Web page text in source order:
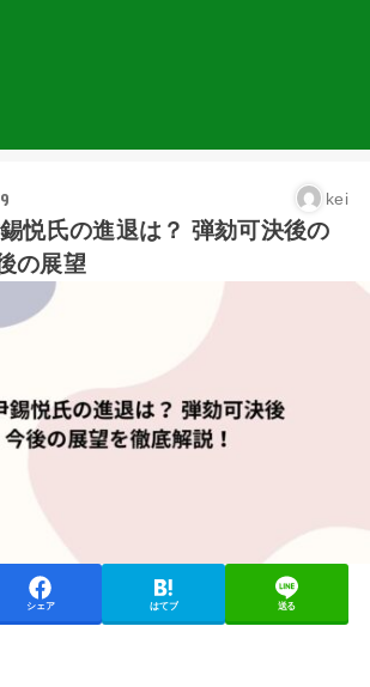
kei
悦氏の進退は？ 弾劾可決後の
の展望
シェア はてブ 送る